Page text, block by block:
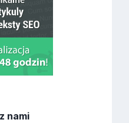
nami